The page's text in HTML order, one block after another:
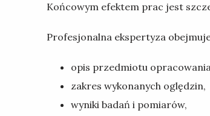
Końcowym efektem prac jest
Profesjonalna ekspertyza
opis przedmiotu
zakres wykonanych oględzin,
wyniki badań i pomiarów,